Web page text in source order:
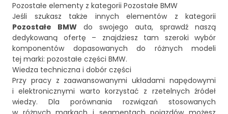
Pozostałe elementy z kategorii Pozostałe BMW
Jeśli szukasz także innych elementów z kategorii
Pozostałe BMW do swojego auta, sprawdź naszą
dedykowaną ofertę – znajdziesz tam szeroki wybór
komponentów dopasowanych do różnych modeli
tej marki: pozostałe części BMW.
Wiedza techniczna i dobór części
Przy pracy z zaawansowanymi układami napędowymi
i elektronicznymi warto korzystać z rzetelnych źródeł
wiedzy. Dla porównania rozwiązań stosowanych